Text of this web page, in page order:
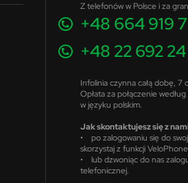
Z telefonów w Polsce i za
+48 664 919
+48 22 692
Infolinia czynna całą dobę, 7
Opłata za połączenie
w języku polskim.
Jak skontaktujesz się z
• po zalogowaniu się do
skorzystaj z funkcji
• lub dzwoniąc do nas
telefonicznej.